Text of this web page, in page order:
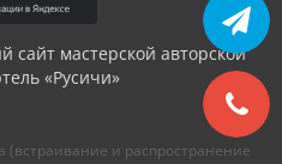
сайт мастерской авторской
«Русичи»
(встраивание и распространение